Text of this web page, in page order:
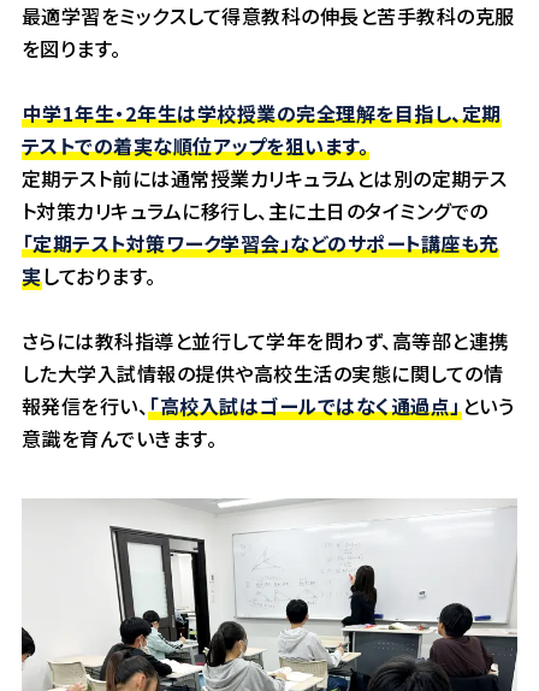
最適学習をミックスして得意教科の伸長と苦手教科の克服
を図ります。
中学1年生・2年生は学校授業の完全理解を目指し、定期
テストでの着実な順位アップを狙います。
定期テスト前には通常授業カリキュラムとは別の定期テス
ト対策カリキュラムに移行し、主に土日のタイミングでの
「定期テスト対策ワーク学習会」などのサポート講座も充
実しております。
さらには教科指導と並行して学年を問わず、高等部と連携
した大学入試情報の提供や高校生活の実態に関しての情
報発信を行い、「高校入試はゴールではなく通過点」という
意識を育んでいきます。